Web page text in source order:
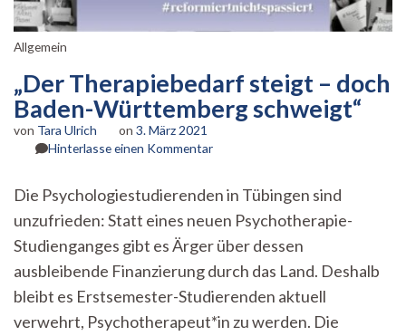
Allgemein
„Der Therapiebedarf steigt – doch
Baden-Württemberg schweigt“
von Tara Ulrich on 3. März 2021
Hinterlasse einen Kommentarzu
steigt
–
doch
Baden-
Württemberg
schweigt“
Die Psychologiestudierenden in Tübingen sind
unzufrieden: Statt eines neuen Psychotherapie-
Studienganges gibt es Ärger über dessen
ausbleibende Finanzierung durch das Land. Deshalb
bleibt es Erstsemester-Studierenden aktuell
verwehrt, Psychotherapeut*in zu werden. Die